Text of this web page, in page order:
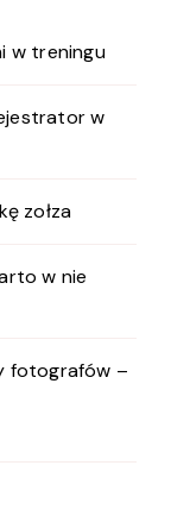
w treningu
w
zołza
w nie
fotografów –